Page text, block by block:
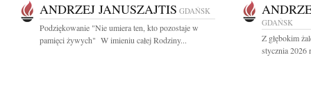
ANDRZEJ JANUSZAJTIS GDAŃSK
Podziękowanie "Nie umiera ten, kto pozostaje w
pamięci żywych" W imieniu całej Rodziny...
GDAŃSK
Z głębokim
stycznia 2026